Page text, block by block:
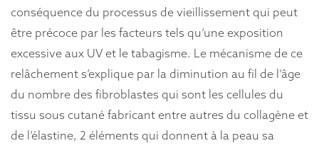
conséquence du processus de vieillissement qui peut
être précoce par les facteurs tels qu’une exposition
excessive aux UV et le tabagisme. Le mécanisme de ce
relâchement s’explique par la diminution au fil de l’âge
du nombre des fibroblastes qui sont les cellules du
tissu sous cutané fabricant entre autres du collagène et
de l’élastine, 2 éléments qui donnent à la peau sa